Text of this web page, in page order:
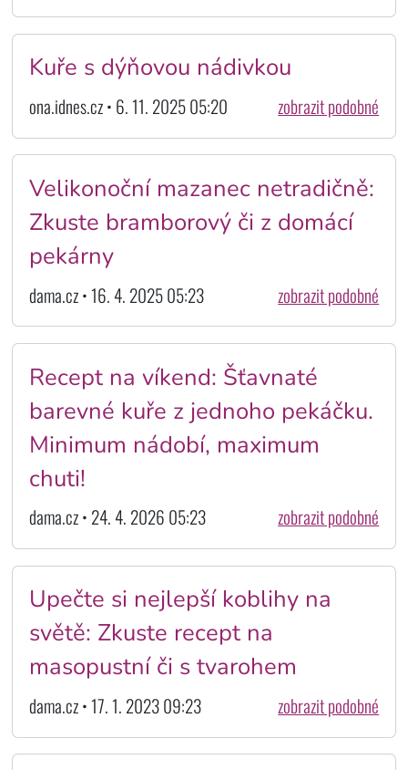
Kuře s dýňovou nádivkou
ona.idnes.cz • 6. 11. 2025 05:20 zobrazit podobné
Velikonoční mazanec netradičně:
Zkuste bramborový či z domácí
pekárny
dama.cz • 16. 4. 2025 05:23 zobrazit podobné
Recept na víkend: Šťavnaté
barevné kuře z jednoho pekáčku.
Minimum nádobí, maximum
chuti!
dama.cz • 24. 4. 2026 05:23 zobrazit podobné
Upečte si nejlepší koblihy na
světě: Zkuste recept na
masopustní či s tvarohem
dama.cz • 17. 1. 2023 09:23 zobrazit podobné